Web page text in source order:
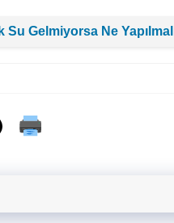
Su Gelmiyorsa Ne